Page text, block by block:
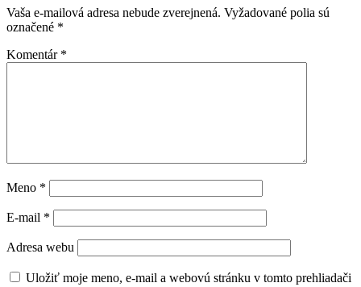
Vaša e-mailová adresa nebude zverejnená. Vyžadované polia sú
označené *
Komentár *
Meno *
E-mail *
Adresa webu
Uložiť moje meno, e-mail a webovú stránku v tomto prehliadači